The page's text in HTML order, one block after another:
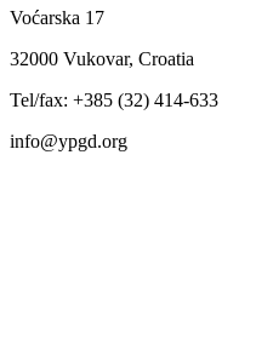
Voćarska 17
32000 Vukovar, Croatia
Tel/fax: +385 (32) 414-633
info@ypgd.org